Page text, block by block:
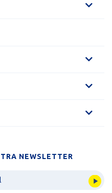
NEWSLETTER